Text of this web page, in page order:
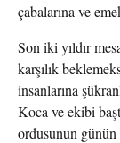
çabalarına ve
Son iki yıldır
karşılık
insanlarına
Koca ve ekibi
ordusunun